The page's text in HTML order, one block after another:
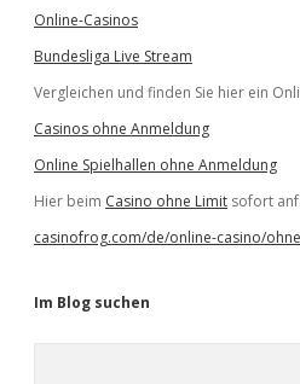
Online-Casinos
Bundesliga Live Stream
Vergleichen und finden Sie hier ein
Casinos ohne Anmeldung
Online Spielhallen ohne Anmeldung
Hier beim Casino ohne Limit sofort
casinofrog.com/de/online-casino/
Im Blog suchen